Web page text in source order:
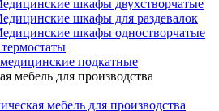
шкафы двухстворчатые
шкафы для раздевалок
шкафы одностворчатые
подкатные
мебель для производства
мебель для производства